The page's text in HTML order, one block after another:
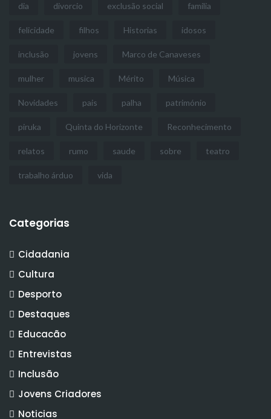
dia divorcio exclusão social familia
felicidade filhos Historias idosos
inclusão jovens Marco de Canaveses
mulher musica Mérito Música
Novidades pais palha património
piruka Quinta do Horizonte Reconhecimento
relatos rumo saude sobre teatro
trabalho árduo vida
Categorias
Cidadania
Cultura
Desporto
Destaques
Educacão
Entrevistas
Inclusão
Jovens Criadores
Noticias